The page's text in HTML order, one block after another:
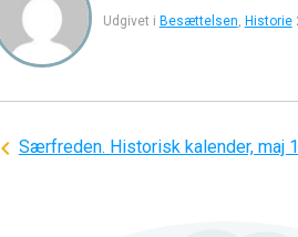
Udgivet i Besættelsen, Historie
Indlægsnavigation
Særfreden. Historisk kalender, maj